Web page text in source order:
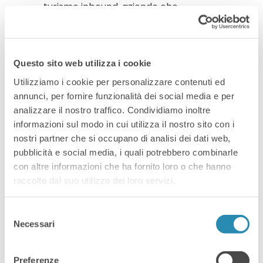
Questo sito web utilizza i cookie
Utilizziamo i cookie per personalizzare contenuti ed
annunci, per fornire funzionalità dei social media e per
analizzare il nostro traffico. Condividiamo inoltre
informazioni sul modo in cui utilizza il nostro sito con i
nostri partner che si occupano di analisi dei dati web,
pubblicità e social media, i quali potrebbero combinarle
con altre informazioni che ha fornito loro o che hanno
raccolto dal suo utilizzo dei loro servizi.
delNecessari
Preferenze
turismo inbound, aziende che
desiderose di iniziare un percorso di
internazionalizzazione al passo coi
networking Siamo pronti a
comunicare digitalmente con […]
Read More